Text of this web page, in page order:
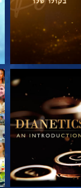
בדוק את הסדרה